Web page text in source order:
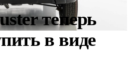
теперь
в виде